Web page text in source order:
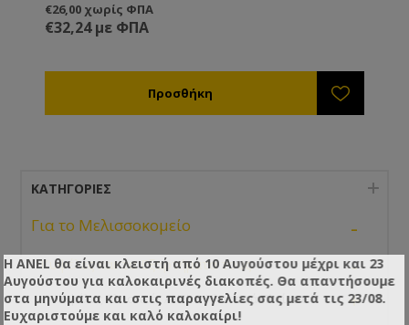
€26,00 χωρίς ΦΠΑ
€32,24 με ΦΠΑ
ΚΑΤΗΓΟΡΊΕΣ
Για το Μελισσοκομείο -
Κυψέλες και τα Εξαρτήματα τους -
Κυψέλες Πλαστικές ANEL & Πλαστικά Πλαίσια +
Η ANEL θα είναι κλειστή από 10 Αυγούστου μέχρι και 23
Αυγούστου για καλοκαιρινές διακοπές. Θα απαντήσουμε
στα μηνύματα και στις παραγγελίες σας μετά τις 23/08.
Ευχαριστούμε και καλό καλοκαίρι!